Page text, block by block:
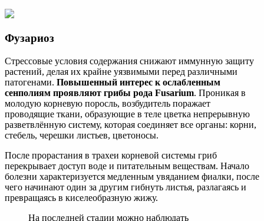
Фузариоз
Стрессовые условия содержания снижают иммунную защиту
растений, делая их крайне уязвимыми перед различными
патогенами. Повышенный интерес к ослабленным
сенполиям проявляют грибы рода Fusarium. Проникая в
молодую корневую поросль, возбудитель поражает
проводящие ткани, образующие в теле цветка непрерывную
разветвлённую систему, которая соединяет все органы: корни,
стебель, черешки листьев, цветоносы.
После прорастания в трахеи корневой системы гриб
перекрывает доступ воде и питательным веществам. Начало
болезни характеризуется медленным увяданием фиалки, после
чего начинают один за другим гибнуть листья, разлагаясь и
превращаясь в киселеобразную жижу.
На последней стадии можно наблюдать